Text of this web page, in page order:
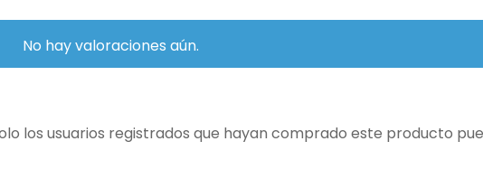
No hay valoraciones aún.
los usuarios registrados que hayan comprado este producto